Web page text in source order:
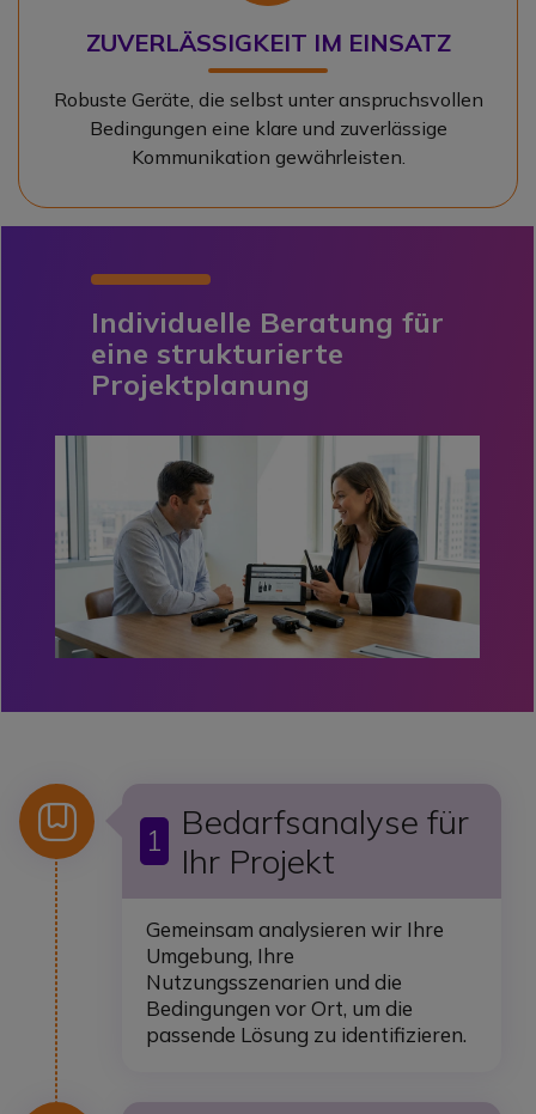
ZUVERLÄSSIGKEIT IM EINSATZ
Robuste Geräte, die selbst unter anspruchsvollen
Bedingungen eine klare und zuverlässige
Kommunikation gewährleisten.
Individuelle Beratung für
eine strukturierte
Projektplanung
Icon1
Bedarfsanalyse für
Ihr Projekt
Gemeinsam analysieren wir Ihre
Umgebung, Ihre
Nutzungsszenarien und die
Bedingungen vor Ort, um die
passende Lösung zu identifizieren.